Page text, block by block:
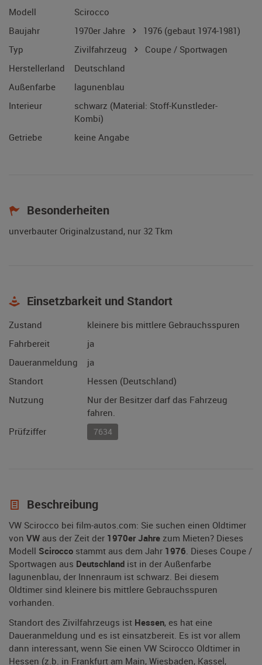
Modell
Scirocco
Baujahr
1970er Jahre 1976 (gebaut 1974-1981)
Typ
Zivilfahrzeug
Coupe / Sportwagen
Herstellerland
Deutschland
Außenfarbe
lagunenblau
Interieur
schwarz (Material: Stoff-Kunstleder-
Kombi)
Getriebe
keine Angabe
Besonderheiten
unverbauter Originalzustand, nur 32 Tkm
Einsetzbarkeit und Standort
Zustand
kleinere bis mittlere Gebrauchsspuren
Fahrbereit
ja
Daueranmeldung
ja
Standort
Hessen (Deutschland)
Nutzung
Nur der Besitzer darf das Fahrzeug
fahren.
Prüfziffer
7634
Beschreibung
VW Scirocco bei film-autos.com: Sie suchen einen Oldtimer
von VW aus der Zeit der 1970er Jahre zum Mieten? Dieses
Modell Scirocco stammt aus dem Jahr 1976. Dieses Coupe /
Sportwagen aus Deutschland ist in der Außenfarbe
lagunenblau, der Innenraum ist schwarz. Bei diesem
Oldtimer sind kleinere bis mittlere Gebrauchsspuren
vorhanden.
Standort des Zivilfahrzeugs ist Hessen, es hat eine
Daueranmeldung und es ist einsatzbereit. Es ist vor allem
dann interessant, wenn Sie einen VW Scirocco Oldtimer in
Hessen (z.b. in Frankfurt am Main, Wiesbaden, Kassel,